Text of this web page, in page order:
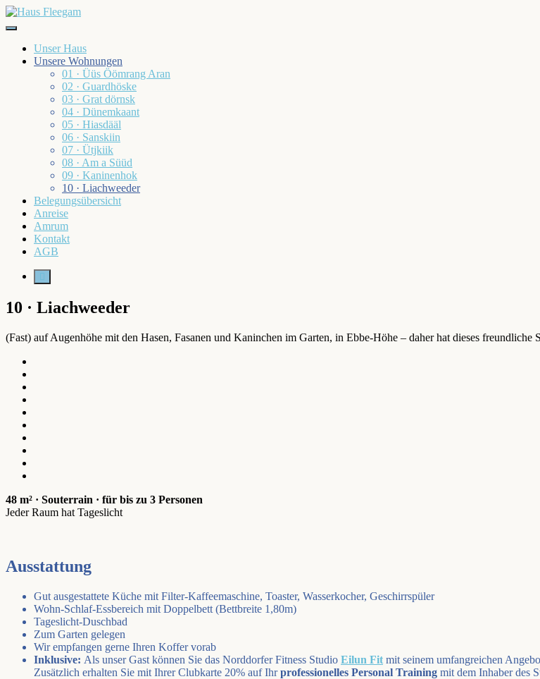
Skip
to
Unser Haus
Unsere Wohnungen
01 · Üüs Öömrang Aran
02 · Guardhöske
03 · Grat dörnsk
04 · Dünemkaant
05 · Hiasdääl
06 · Sanskiin
07 · Ütjkiik
08 · Am a Süüd
09 · Kaninenhok
10 · Liachweeder
Belegungsübersicht
Anreise
Amrum
Kontakt
AGB
More
10 · Liachweeder
(Fast) auf Augenhöhe mit den Hasen, Fasanen und Kaninchen im Garten, in Ebbe-Höhe – daher hat dieses freundliche
48 m² · Souterrain · für bis zu 3 Personen
Jeder Raum hat Tageslicht
Ausstattung
Gut ausgestattete Küche mit Filter-Kaffeemaschine, Toaster, Wasserkocher, Geschirrspüler
Wohn-Schlaf-Essbereich mit Doppelbett (Bettbreite 1,80m)
Tageslicht-Duschbad
Zum Garten gelegen
Wir empfangen gerne Ihren Koffer vorab
Inklusive: Als unser Gast können Sie das Norddorfer Fitness Studio Eilun Fit mit seinem umfangreichen
Zusätzlich erhalten Sie mit Ihrer Clubkarte 20% auf Ihrprofessionelles Personal Training mit dem Inhaber des